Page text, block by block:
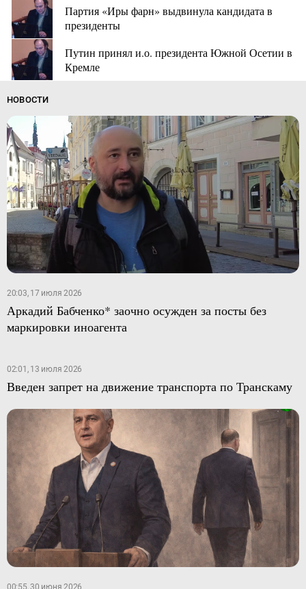
Партия «Иры фарн» выдвинула кандидата в
президенты
Путин принял и.о. президента Южной Осетии в
Кремле
НОВОСТИ
20:03, 17 июля 2026
Аркадий Бабченко* заочно осужден за посты без
маркировки иноагента
02:01, 13 июля 2026
Введен запрет на движение транспорта по Транскаму
00:55, 30 июня 2026